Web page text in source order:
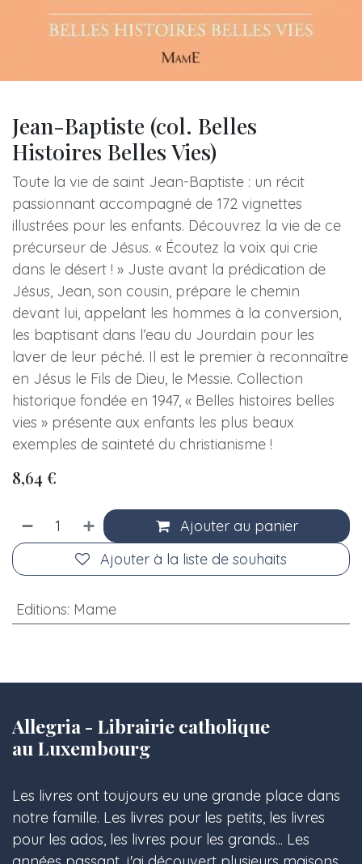
Jean-Baptiste (col. Belles
Histoires Belles Vies)
Toute la vie de saint Jean-Baptiste : un récit
passionnant accompagné de 172 vignettes
illustrées pour les enfants. Découvrez la vie de ce
précurseur de Jésus. « Écoutez la voix qui crie
dans le désert ! » Juste avant la prédication de
Jésus, Jean, son cousin, prépare le chemin
devant lui, appelant les hommes à la conversion,
les baptisant dans l’eau du Jourdain pour les
laver de leur péché. Il est le premier à reconnaître
en Jésus le Fils de Dieu, le Messie. Collection
historique fondée en 1947, « Belles histoires belles
vies » présente aux enfants les plus beaux
exemples de sainteté du christianisme !
8,64 €
Ajouter au panier
Ajouter à la liste de souhaits
Editions: Mame
Allegria - Librairie catholique
au Luxembourg
Les livres ont toujours eu une grande place dans
notre famille. Les livres pour les petits, les livres
pour les ados, les livres pour les grands... Les